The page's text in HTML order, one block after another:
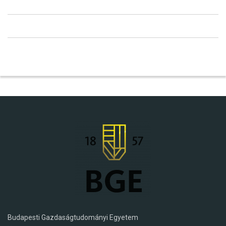
Budapesti Gazdaságtudományi Egyetem